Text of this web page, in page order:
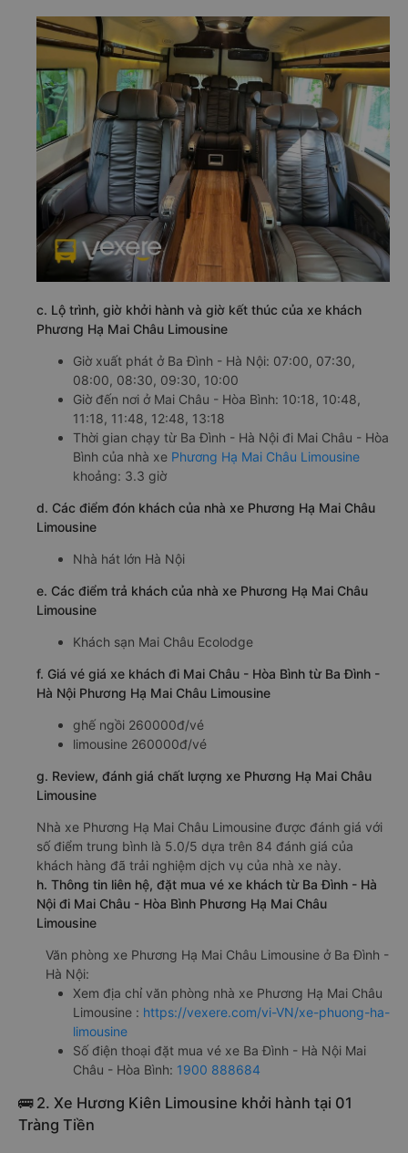
c. Lộ trình, giờ khởi hành và giờ kết thúc của xe khách
Phương Hạ Mai Châu Limousine
Giờ xuất phát ở Ba Đình - Hà Nội: 07:00, 07:30,
08:00, 08:30, 09:30, 10:00
Giờ đến nơi ở Mai Châu - Hòa Bình: 10:18, 10:48,
11:18, 11:48, 12:48, 13:18
Thời gian chạy từ Ba Đình - Hà Nội đi Mai Châu - Hòa
Bình của nhà xe Phương Hạ Mai Châu Limousine
khoảng: 3.3 giờ
d. Các điểm đón khách của nhà xe Phương Hạ Mai Châu
Limousine
Nhà hát lớn Hà Nội
e. Các điểm trả khách của nhà xe Phương Hạ Mai Châu
Limousine
Khách sạn Mai Châu Ecolodge
f. Giá vé giá xe khách đi Mai Châu - Hòa Bình từ Ba Đình -
Hà Nội Phương Hạ Mai Châu Limousine
ghế ngồi 260000đ/vé
limousine 260000đ/vé
g. Review, đánh giá chất lượng xe Phương Hạ Mai Châu
Limousine
Nhà xe Phương Hạ Mai Châu Limousine được đánh giá với
số điểm trung bình là 5.0/5 dựa trên 84 đánh giá của
khách hàng đã trải nghiệm dịch vụ của nhà xe này.
h. Thông tin liên hệ, đặt mua vé xe khách từ Ba Đình - Hà
Nội đi Mai Châu - Hòa Bình Phương Hạ Mai Châu
Limousine
Văn phòng xe Phương Hạ Mai Châu Limousine ở Ba Đình -
Hà Nội:
Xem địa chỉ văn phòng nhà xe Phương Hạ Mai Châu
Limousine : https://vexere.com/vi-VN/xe-phuong-ha-
limousine
Số điện thoại đặt mua vé xe Ba Đình - Hà Nội Mai
Châu - Hòa Bình: 1900 888684
🚌 2. Xe Hương Kiên Limousine khởi hành tại 01
Tràng Tiền